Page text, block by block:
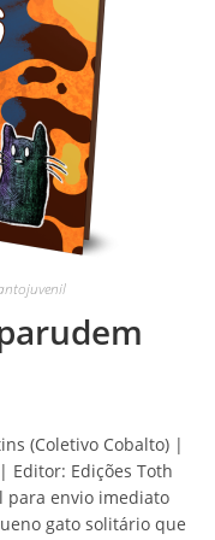
(Coletivo Cobalto) |
Editor: Edições Toth
para envio imediato
gato solitário que